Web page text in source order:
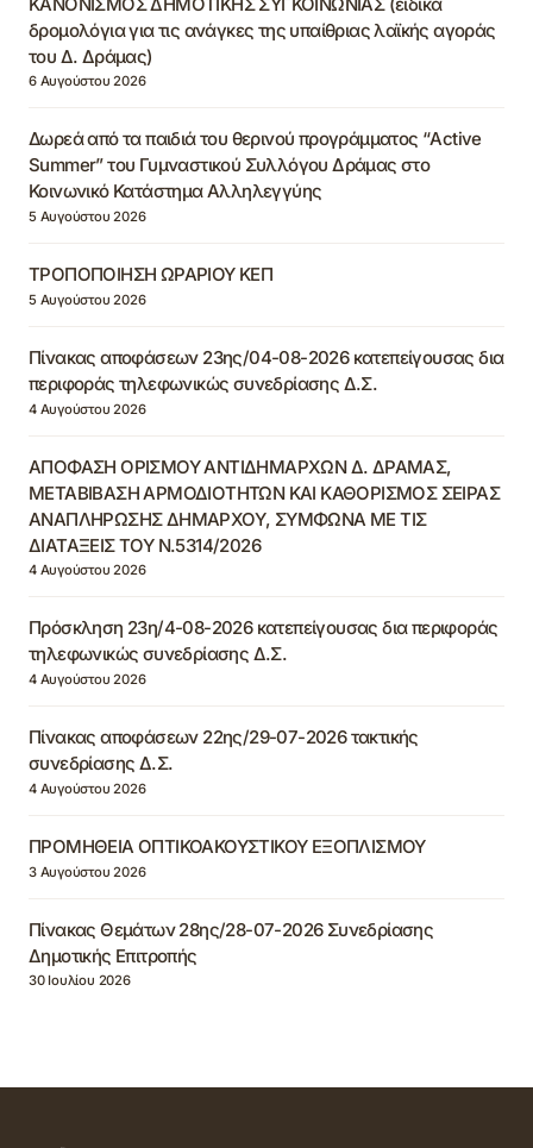
δρομολόγια για τις ανάγκες της υπαίθριας λαϊκής αγοράς
του Δ. Δράμας)
6 Αυγούστου 2026
Δωρεά από τα παιδιά του θερινού προγράμματος “Active
Summer” του Γυμναστικού Συλλόγου Δράμας στο
Κοινωνικό Κατάστημα Αλληλεγγύης
5 Αυγούστου 2026
ΤΡΟΠΟΠΟΙΗΣΗ ΩΡΑΡΙΟΥ ΚΕΠ
5 Αυγούστου 2026
Πίνακας αποφάσεων 23ης/04-08-2026 κατεπείγουσας δια
περιφοράς τηλεφωνικώς συνεδρίασης Δ.Σ.
4 Αυγούστου 2026
ΑΠΟΦΑΣΗ ΟΡΙΣΜΟΥ ΑΝΤΙΔΗΜΑΡΧΩΝ Δ. ΔΡΑΜΑΣ,
ΜΕΤΑΒΙΒΑΣΗ ΑΡΜΟΔΙΟΤΗΤΩΝ ΚΑΙ ΚΑΘΟΡΙΣΜΟΣ ΣΕΙΡΑΣ
ΑΝΑΠΛΗΡΩΣΗΣ ΔΗΜΑΡΧΟΥ, ΣΥΜΦΩΝΑ ΜΕ ΤΙΣ
ΔΙΑΤΑΞΕΙΣ ΤΟΥ Ν.5314/2026
4 Αυγούστου 2026
Πρόσκληση 23η/4-08-2026 κατεπείγουσας δια περιφοράς
τηλεφωνικώς συνεδρίασης Δ.Σ.
4 Αυγούστου 2026
Πίνακας αποφάσεων 22ης/29-07-2026 τακτικής
συνεδρίασης Δ.Σ.
4 Αυγούστου 2026
ΠΡΟΜΗΘΕΙΑ ΟΠΤΙΚΟΑΚΟΥΣΤΙΚΟΥ ΕΞΟΠΛΙΣΜΟΥ
3 Αυγούστου 2026
Πίνακας Θεμάτων 28ης/28-07-2026 Συνεδρίασης
Δημοτικής Επιτροπής
30 Ιουλίου 2026